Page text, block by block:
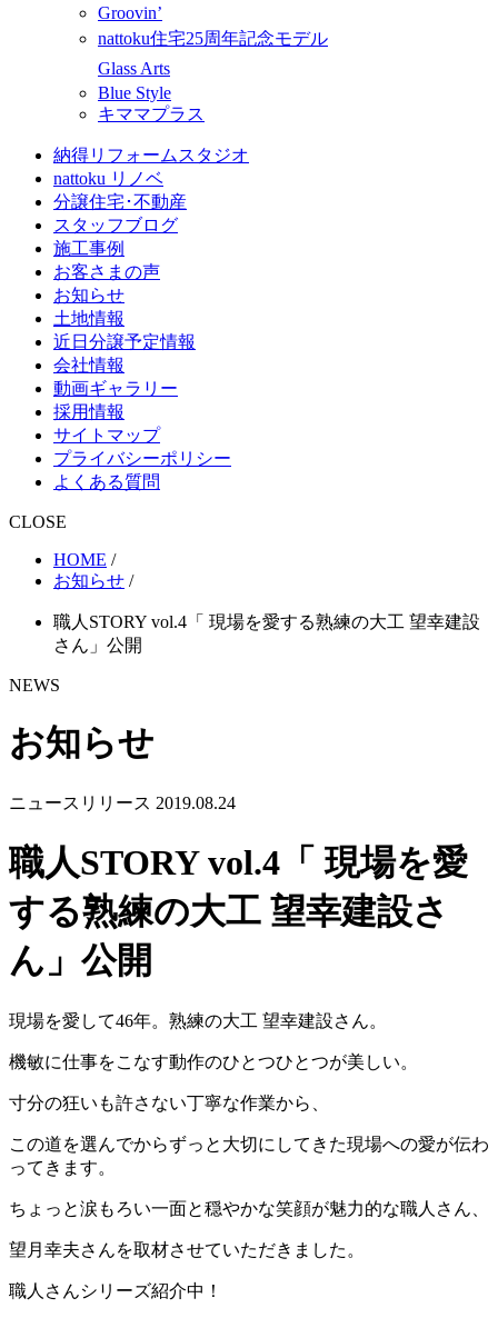
Groovin’
nattoku住宅25周年記念モデル
Glass Arts
Blue Style
キママプラス
納得リフォームスタジオ
nattoku リノベ
分譲住宅･不動産
スタッフブログ
施工事例
お客さまの声
お知らせ
土地情報
近日分譲予定情報
会社情報
動画ギャラリー
採用情報
サイトマップ
プライバシーポリシー
よくある質問
CLOSE
HOME /
お知らせ /
職人STORY vol.4「 現場を愛する熟練の大工 望幸建設
さん」公開
NEWS
お知らせ
ニュースリリース 2019.08.24
職人STORY vol.4「 現場を愛
する熟練の大工 望幸建設さ
ん」公開
現場を愛して46年。熟練の大工 望幸建設さん。
機敏に仕事をこなす動作のひとつひとつが美しい。
寸分の狂いも許さない丁寧な作業から、
この道を選んでからずっと大切にしてきた現場への愛が伝わ
ってきます。
ちょっと涙もろい一面と穏やかな笑顔が魅力的な職人さん、
望月幸夫さんを取材させていただきました。
職人さんシリーズ紹介中！